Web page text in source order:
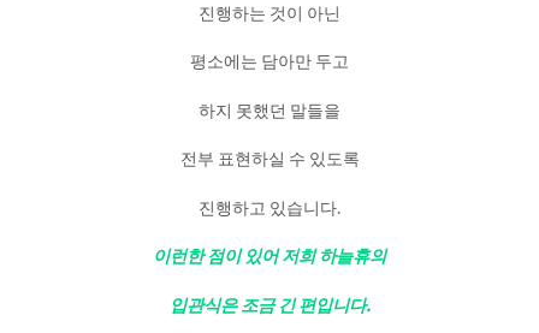
진행하는 것이 아닌
평소에는 담아만 두고
하지 못했던 말들을
전부 표현하실 수 있도록
진행하고 있습니다.
이런한 점이 있어 저희 하늘휴의
입관식은 조금 긴 편입니다.